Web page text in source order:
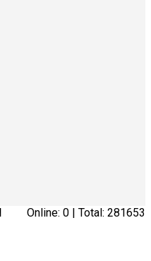
Online: 0 | Total: 281653